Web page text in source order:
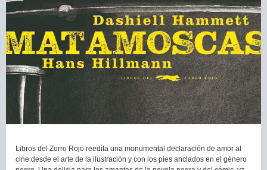
Libros del Zorro Rojo reedita una monumental declaración de amor al
cine desde el arte de la ilustración y con los pies anclados en el género